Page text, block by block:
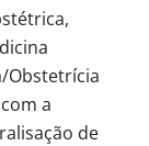
Obstetrícia
a
de